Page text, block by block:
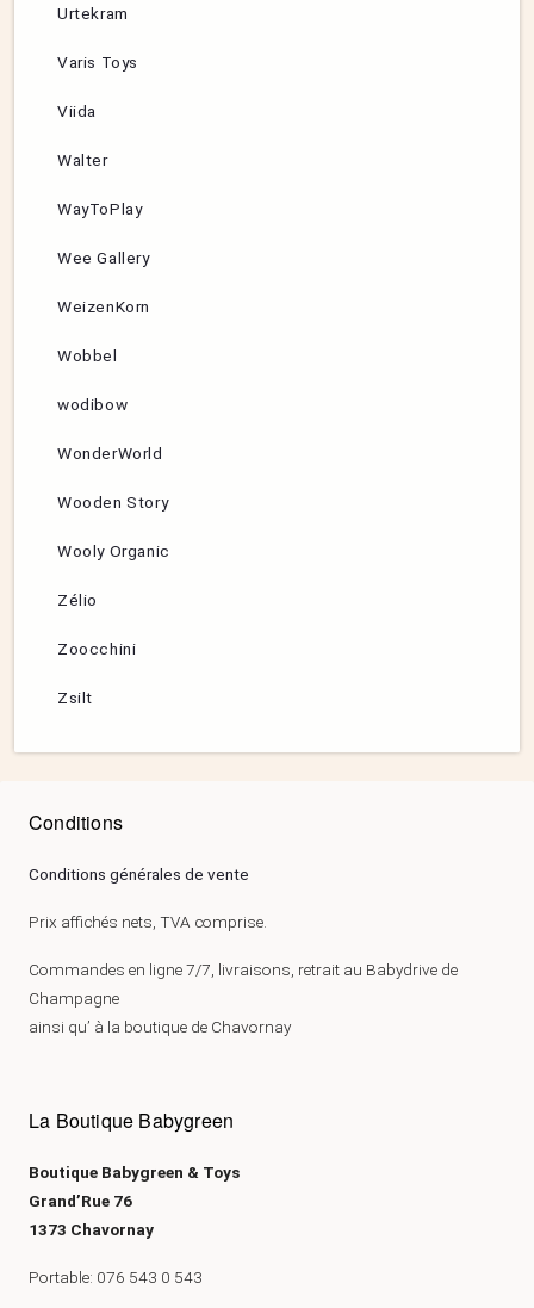
Urtekram
Varis Toys
Viida
Walter
WayToPlay
Wee Gallery
WeizenKorn
Wobbel
wodibow
WonderWorld
Wooden Story
Wooly Organic
Zélio
Zoocchini
Zsilt
Conditions
Conditions générales de vente
Prix affichés nets, TVA comprise.
Commandes en ligne 7/7, livraisons, retrait au Babydrive de
Champagne
ainsi qu’ à la boutique de Chavornay
La Boutique Babygreen
Boutique Babygreen & Toys
Grand’Rue 76
1373 Chavornay
Portable: 076 543 0 543